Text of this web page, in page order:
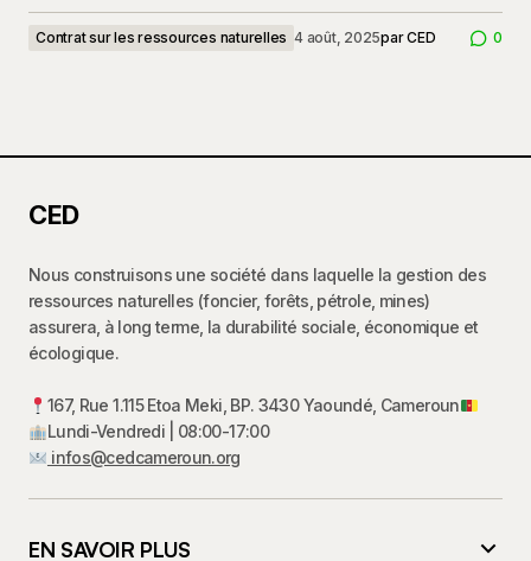
Contrat sur les ressources naturelles 4 août, 2025parCED 0
CED
Nous construisons une société dans laquelle la gestion des
ressources naturelles (foncier, forêts, pétrole, mines)
assurera, à long terme, la durabilité sociale, économique et
écologique.
167, Rue 1.115 Etoa Meki, BP. 3430 Yaoundé, Cameroun
Lundi-Vendredi | 08:00-17:00
infos@cedcameroun.org
EN SAVOIR PLUS